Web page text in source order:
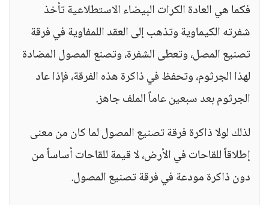
فكما هي العادة الكرات البيضاء الاستطلاعية تأخذ
شفرته الكيماوية وتذهب إلى العقد اللمفاوية في فرقة
تصنيع المصل، وتعطى الشفرة، وتصنع المصول المضادة
لهذا الجرثوم، وتحفظ في ذاكرة هذه الفرقة، فإذا عاد
الجرثوم بعد سبعين عاماً الملف جاهز.
لذلك لولا ذاكرة فرقة تصنيع المصول لما كان من معنى
إطلاقاً للقاحات في الأرض، لا قيمة للقاحات أساساً من
دون ذاكرة مودعة في فرقة تصنيع المصول.